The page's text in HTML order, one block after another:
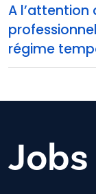
A
régime
Jobs